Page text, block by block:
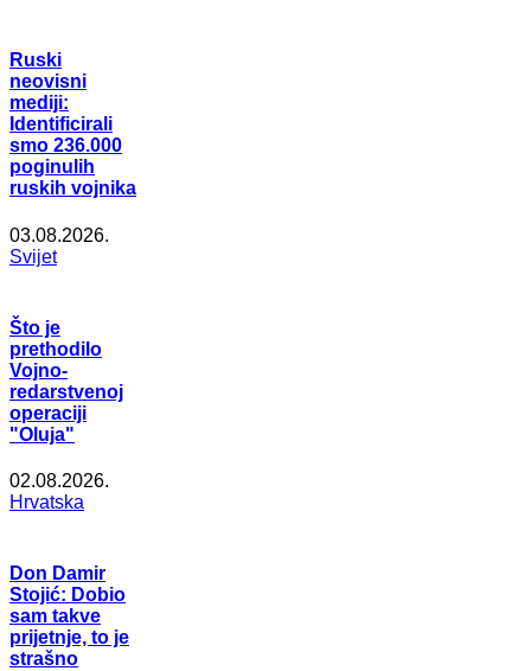
Ruski
neovisni
mediji:
Identificirali
smo 236.000
poginulih
ruskih vojnika
03.08.2026.
Svijet
Što je
prethodilo
Vojno-
redarstvenoj
operaciji
"Oluja"
02.08.2026.
Hrvatska
Don Damir
Stojić: Dobio
sam takve
prijetnje, to je
strašno